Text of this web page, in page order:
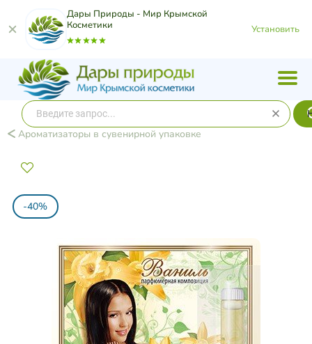
Дары Природы - Мир Крымской
Косметики
Установить
Ароматизаторы в сувенирной упаковке
-40%